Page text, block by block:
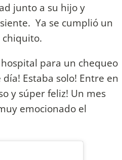
junto a su hijo y
Ya se cumplió un
para un chequeo
Estaba solo! Entre en
y súper feliz! Un mes
emocionado el